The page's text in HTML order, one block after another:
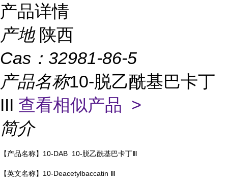
产品详情
产地 陕西
Cas： 32981-86-5
产品名称10-脱乙酰基巴卡丁
III 查看相似产品 >
简介
【产品名称】 10-DAB 10-脱乙酰基巴卡丁Ⅲ
【英文名称】 10-Deacetylbaccatin Ⅲ